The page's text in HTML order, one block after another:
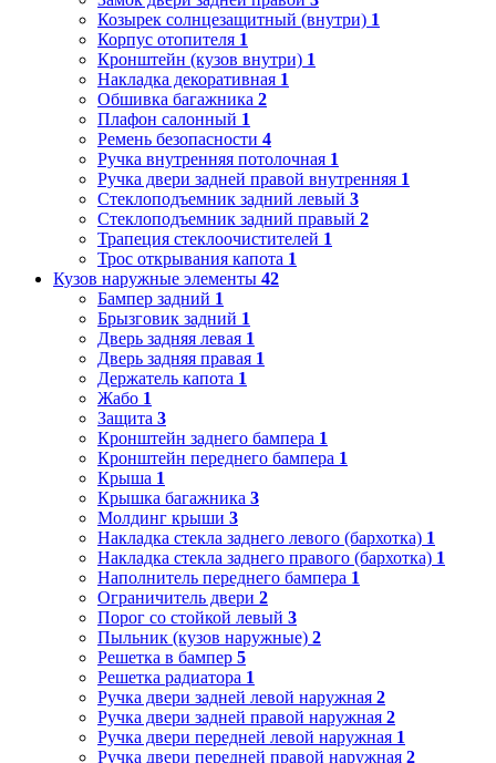
Козырек солнцезащитный (внутри) 1
Корпус отопителя 1
Кронштейн (кузов внутри) 1
Накладка декоративная 1
Обшивка багажника 2
Плафон салонный 1
Ремень безопасности 4
Ручка внутренняя потолочная 1
Ручка двери задней правой внутренняя 1
Стеклоподъемник задний левый 3
Стеклоподъемник задний правый 2
Трапеция стеклоочистителей 1
Трос открывания капота 1
Кузов наружные элементы 42
Бампер задний 1
Брызговик задний 1
Дверь задняя левая 1
Дверь задняя правая 1
Держатель капота 1
Жабо 1
Защита 3
Кронштейн заднего бампера 1
Кронштейн переднего бампера 1
Крыша 1
Крышка багажника 3
Молдинг крыши 3
Накладка стекла заднего левого (бархотка) 1
Накладка стекла заднего правого (бархотка) 1
Наполнитель переднего бампера 1
Ограничитель двери 2
Порог со стойкой левый 3
Пыльник (кузов наружные) 2
Решетка в бампер 5
Решетка радиатора 1
Ручка двери задней левой наружная 2
Ручка двери задней правой наружная 2
Ручка двери передней левой наружная 1
Ручка двери передней правой наружная 2